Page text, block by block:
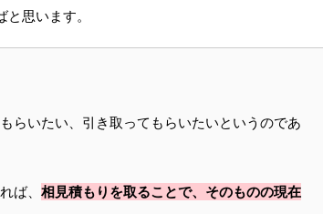
思います。
らいたい、引き取ってもらいたいというのであ
ば、 相見積もりを取ることで、そのものの現在